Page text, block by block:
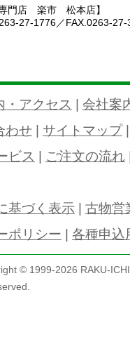
専門店 楽市 松本店】
27-1776／FAX.0263-27-
・アクセス
会社案
わせ サイトマップ
ビス ご注文の流れ
基づく表示
古物営
ポリシー 各種申込
© 1999-2026 RAKU-